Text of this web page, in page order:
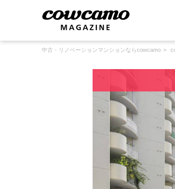
中古・リノベーションマンションならcowcamo